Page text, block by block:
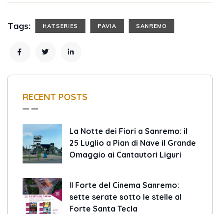
Tags: HATSERIES PAVIA SANREMO
RECENT POSTS
La Notte dei Fiori a Sanremo: il
25 Luglio a Pian di Nave il Grande
Omaggio ai Cantautori Liguri
Il Forte del Cinema Sanremo:
sette serate sotto le stelle al
Forte Santa Tecla